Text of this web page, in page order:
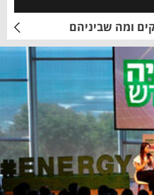
ומה שביניהם